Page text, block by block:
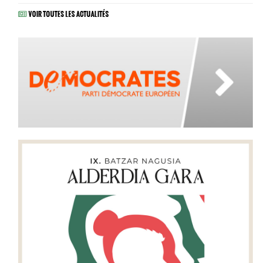
VOIR TOUTES LES ACTUALITÉS